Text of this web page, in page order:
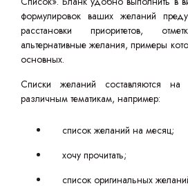
формулировок ваших желаний
расстановки приоритетов,
альтернативные желания, примеры
основных.
Списки желаний составляются
различным тематикам, например:
список желаний на месяц;
хочу прочитать;
список оригинальных